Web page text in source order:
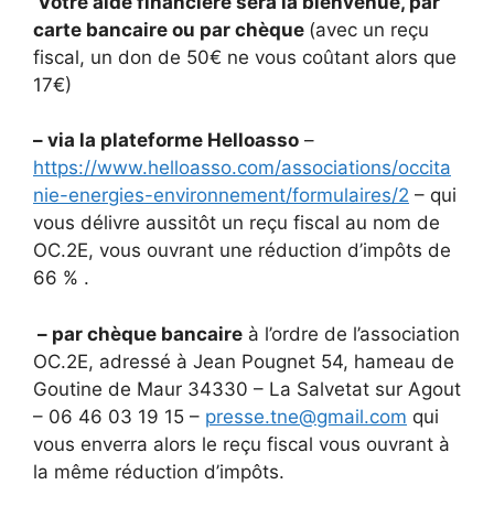
carte bancaire ou par chèque (avec un reçu
fiscal, un don de 50€ ne vous coûtant alors que
17€)
– via la plateforme Helloasso –
https://www.helloasso.com/associations/occita
nie-energies-environnement/formulaires/2 – qui
vous délivre aussitôt un reçu fiscal au nom de
OC.2E, vous ouvrant une réduction d’impôts de
66 % .
– par chèque bancaire à l’ordre de l’association
OC.2E, adressé à Jean Pougnet 54, hameau de
Goutine de Maur 34330 – La Salvetat sur Agout
– 06 46 03 19 15 – presse.tne@gmail.com qui
vous enverra alors le reçu fiscal vous ouvrant à
la même réduction d’impôts.